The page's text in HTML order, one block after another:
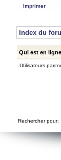
Imprimer
Index du
Qui est en ligne
Utilisateurs
Rechercher pour: